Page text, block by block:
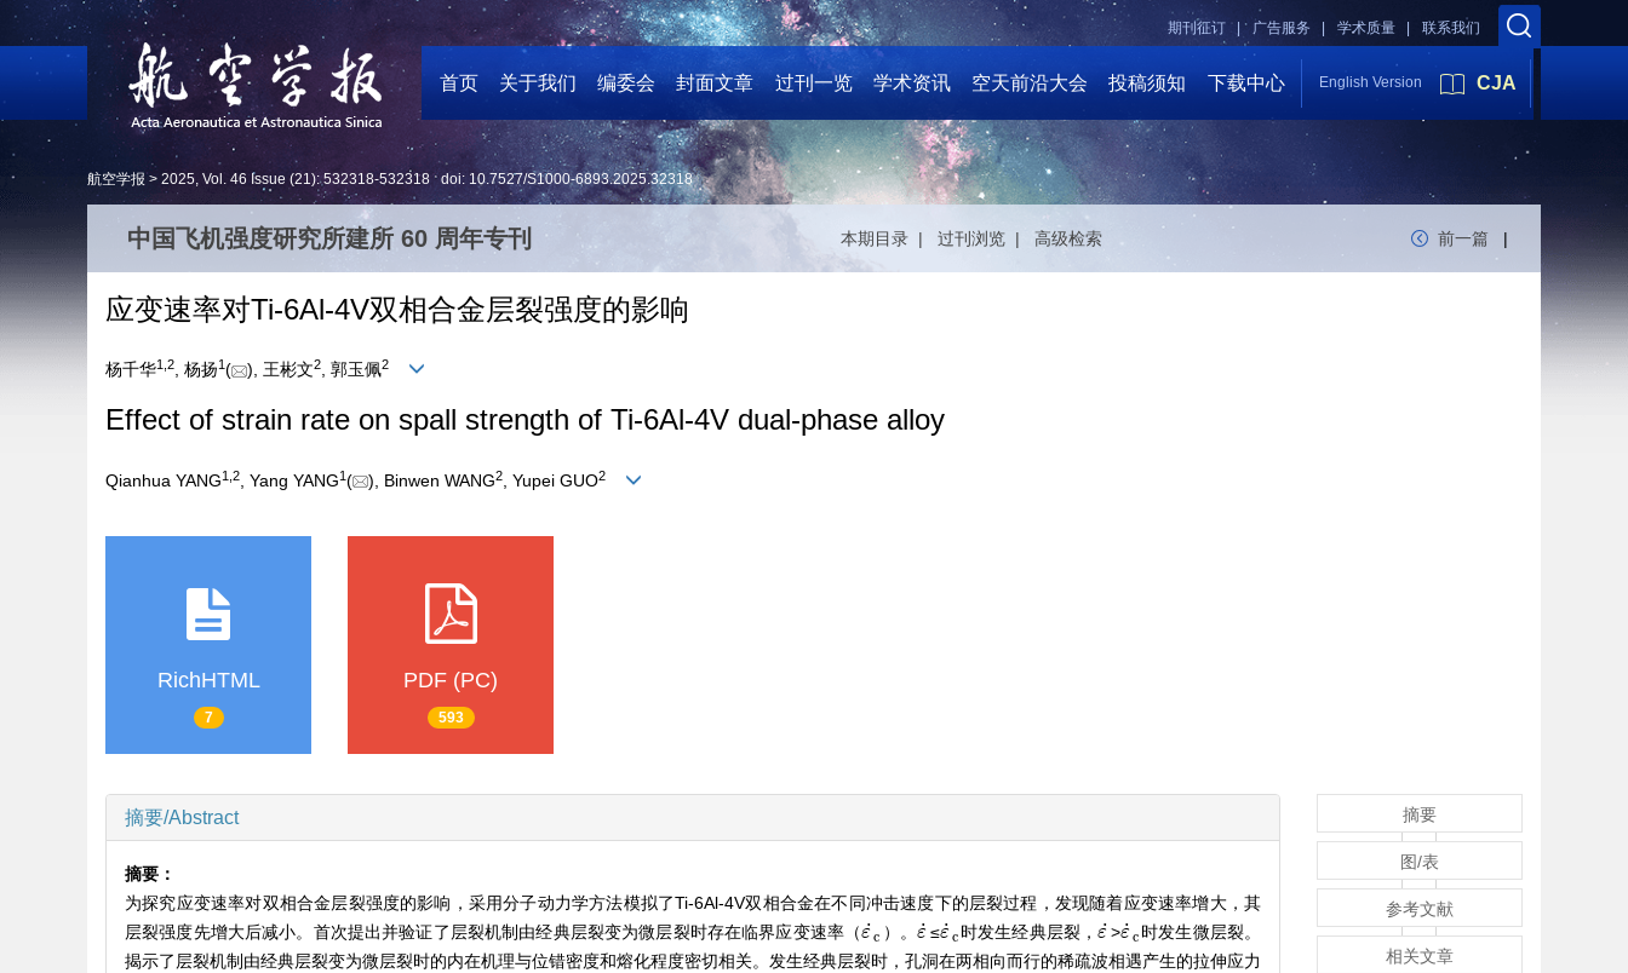
联系我们
学术质量 |
广告服务 |
期刊征订 |
首页 关于我们 编委会 封面文章 过刊一览 学术资讯 空天前沿大会 投稿须知 下载中心 English Version CJA
航空学报 > 2025, Vol. 46 Issue (21): 532318-532318 doi: 10.7527/S1000-6893.2025.32318
中国飞机强度研究所建所 60 周年专刊 本期目录 | 过刊浏览 | 高级检索 前一篇 |
应变速率对Ti-6Al-4V双相合金层裂强度的影响
杨千华1 2, 杨扬1( ), 王彬文2, 郭玉佩2
Effect of strain rate on spall strength of Ti-6Al-4V dual-phase alloy
Qianhua YANG1 2 , Yang YANG1( ), Binwen WANG2 , Yupei GUO2
RichHTML
7
PDF (PC)
593
摘要/Abstract
摘要：
为探究应变速率对双相合金层裂强度的影响，采用分子动力学方法模拟了Ti-6Al-4V双相合金在不同冲击速度下的层裂过程，发现随着应变速率增大，其
层裂强度先增大后减小。首次提出并验证了层裂机制由经典层裂变为微层裂时存在临界应变速率（ε
˙c
ε˙c ）。 ε
˙
ε˙ ≤ε
˙ c
ε˙c时发生经典层裂，ε
˙
ε˙>ε
˙c
ε˙c时发生微层裂。
揭示了层裂机制由经典层裂变为微层裂时的内在机理与位错密度和熔化程度密切相关。发生经典层裂时，孔洞在两相向而行的稀疏波相遇产生的拉伸应力
摘要
图/表
参考文献
相关文章